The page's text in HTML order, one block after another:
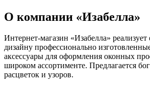
О компании «Изабелла»
Интернет-магазин «Изабелла»
дизайну профессионально
аксессуары для оформления оконных
широком ассортименте. Предлагается
расцветок и узоров.